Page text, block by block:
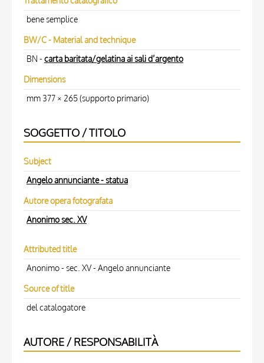
bene semplice
BW/C - Material and technique
BN - carta baritata/gelatina ai sali d’argento
Dimensions
mm 377 × 265 (supporto primario)
SOGGETTO / TITOLO
Subject
Angelo annunciante - statua
Autore opera fotografata
Anonimo sec. XV
Attributed title
Anonimo - sec. XV - Angelo annunciante
Source of title
del catalogatore
AUTORE / RESPONSABILITÀ